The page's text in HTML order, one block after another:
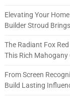
Elevating Your
Builder Stroud
The Radiant Fox
This Rich Mahogany
From Screen
Build Lasting